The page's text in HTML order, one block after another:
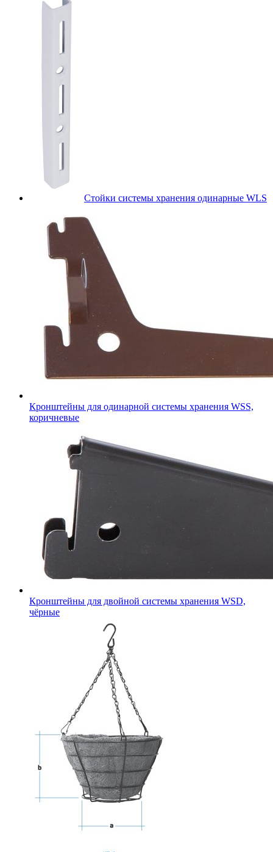
Стойки системы хранения одинарные WLS
Кронштейны для одинарной системы хранения WSS,
коричневые
Кронштейны для двойной системы хранения WSD,
чёрные